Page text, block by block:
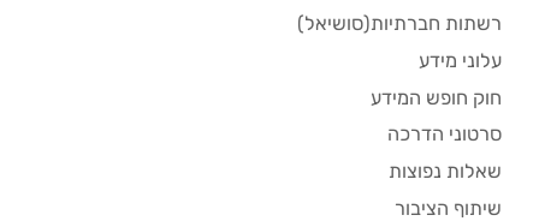
רשתות חברתיות(סושיאל)
עלוני מידע
חוק חופש המידע
סרטוני הדרכה
שאלות נפוצות
שיתוף הציבור